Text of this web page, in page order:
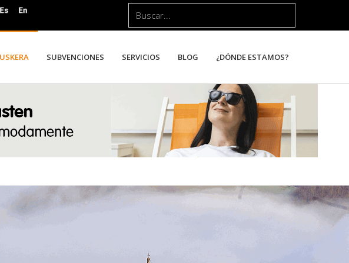
SUBVENCIONES SERVICIOS BLOG ¿DÓNDE ESTAMOS?